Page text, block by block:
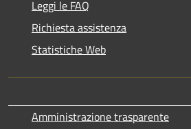
Leggi le FAQ
Richiesta assistenza
Statistiche Web
Amministrazione trasparente